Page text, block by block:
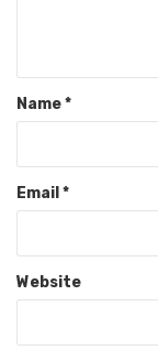
Name*
Email *
Website